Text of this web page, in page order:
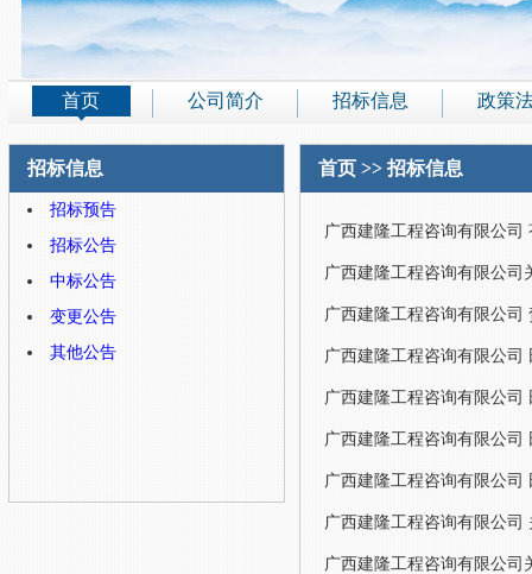
首页 公司简介 招标信息 政策
招标信息
招标预告
招标公告
中标公告
变更公告
其他公告
首页>> 招标信息
广西建隆工程咨询有限公司
广西建隆工程咨询有限公司
广西建隆工程咨询有限公司
广西建隆工程咨询有限公司
广西建隆工程咨询有限公司